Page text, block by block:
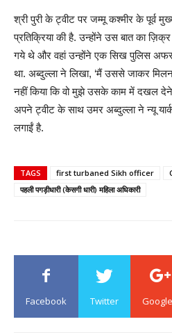
श्री पुरी के ट्वीट पर जम्मू कश्मीर के पूर्व
प्रतिक्रिया की है. उन्होंने उस बात का ज़िक्र
गये थे और वहां उन्होंने एक सिख पुलिस
था. अब्दुल्ला ने लिखा, ‘मैं उससे जाकर
नहीं किया कि वो मुझे उसके काम में दखल देने
अपने ट्वीट के साथ उमर अब्दुल्ला ने न्यू
लगाईं है.
TAGS first turbaned Sikh officer
पहली पगड़ीधारी (केसगी धारी) महिला अधिकारी
Facebook Twitter